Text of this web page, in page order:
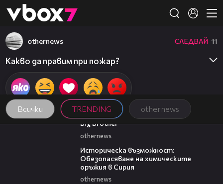
👾
Всички TRENDING othernews
othernews СЛЕДВАЙ 11
Какво да правим при пожар?
00:30
Big Brother
othernews
Историческа възможност:
Обезопасяване на химическите
оръжия в Сирия
othernews